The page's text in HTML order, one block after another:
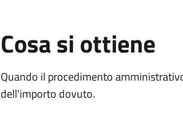
Cosa si ottiene
Quando il procedimento
dell'importo dovuto.